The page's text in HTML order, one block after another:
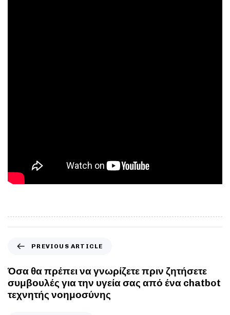
PREVIOUS ARTICLE
Όσα θα πρέπει να γνωρίζετε πριν ζητήσετε
συμβουλές για την υγεία σας από ένα chatbot
τεχνητής νοημοσύνης